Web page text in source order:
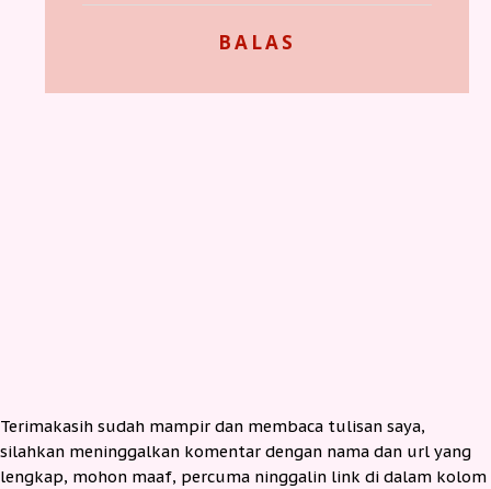
BALAS
Terimakasih sudah mampir dan membaca tulisan saya,
silahkan meninggalkan komentar dengan nama dan url yang
lengkap, mohon maaf, percuma ninggalin link di dalam kolom